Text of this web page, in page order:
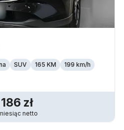
SUV 165 KM 199 km/h
186 zł
netto